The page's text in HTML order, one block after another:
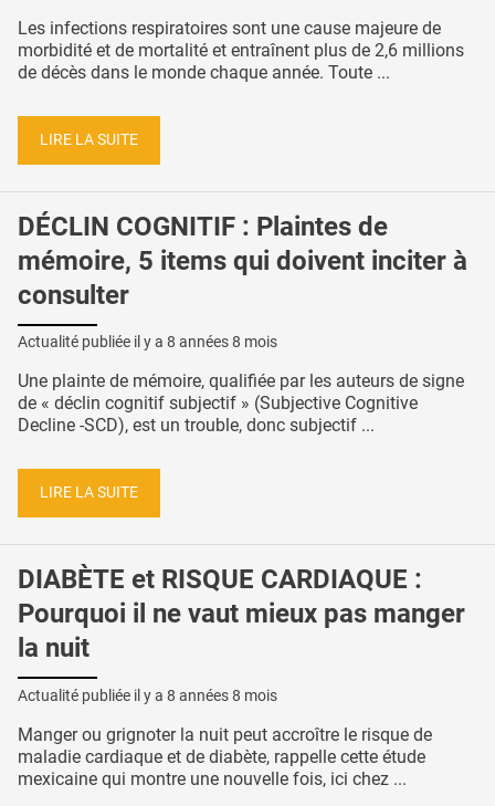
Les infections respiratoires sont une cause majeure de
morbidité et de mortalité et entraînent plus de 2,6 millions
de décès dans le monde chaque année. Toute ...
LIRE LA SUITE
DÉCLIN COGNITIF : Plaintes de
mémoire, 5 items qui doivent inciter à
consulter
Actualité publiée il y a 8 années 8 mois
Une plainte de mémoire, qualifiée par les auteurs de signe
de « déclin cognitif subjectif » (Subjective Cognitive
Decline -SCD), est un trouble, donc subjectif ...
LIRE LA SUITE
DIABÈTE et RISQUE CARDIAQUE :
Pourquoi il ne vaut mieux pas manger
la nuit
Actualité publiée il y a 8 années 8 mois
Manger ou grignoter la nuit peut accroître le risque de
maladie cardiaque et de diabète, rappelle cette étude
mexicaine qui montre une nouvelle fois, ici chez ...